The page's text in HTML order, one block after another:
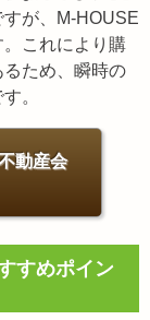
が、M-HOUSE
これにより購
ため、瞬時の
。
動産会
すめポイン